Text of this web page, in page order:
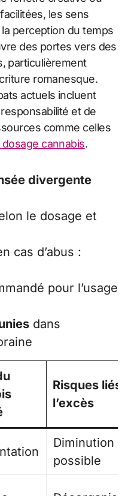
les sens
perception du temps
des portes vers des
particulièrement
romanesque.
actuels incluent
et de
comme celles
cannabis.
divergente
le dosage et
cas d’abus :
pour l’usage
dans
Risques liés
l’excès
Diminution
possible